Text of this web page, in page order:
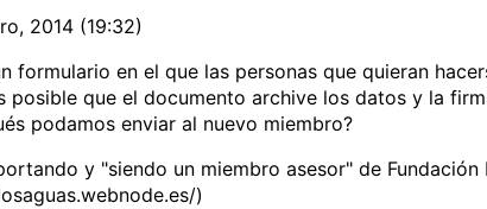
2014 (19:32)
formulario en el que las personas que quieran
que el documento archive los datos y la
podamos enviar al nuevo miembro?
y "siendo un miembro asesor" de
)